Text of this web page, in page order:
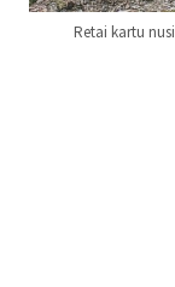
Retai kartu